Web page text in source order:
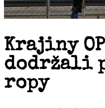
Krajiny
dodržali
ropy